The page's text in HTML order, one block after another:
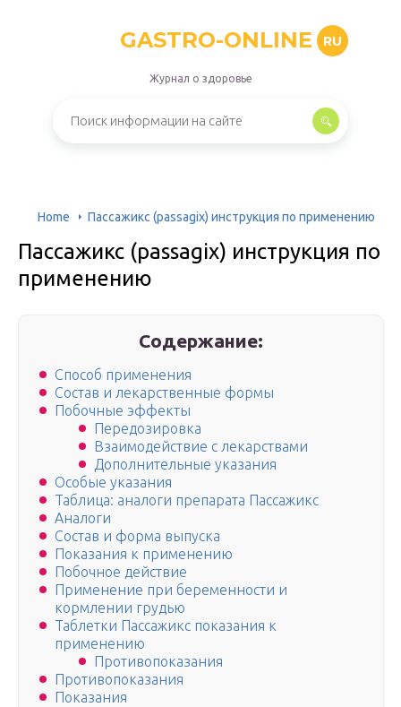
GASTRO-ONLINE RU
Журнал о здоровье
Home Пассажикс (passagix) инструкция по применению
Пассажикс (passagix) инструкция по
применению
Содержание:
Способ применения
Состав и лекарственные формы
Побочные эффекты
Передозировка
Взаимодействие с лекарствами
Дополнительные указания
Особые указания
Таблица: аналоги препарата Пассажикс
Аналоги
Состав и форма выпуска
Показания к применению
Побочное действие
Применение при беременности и
кормлении грудью
Таблетки Пассажикс показания к
применению
Противопоказания
Противопоказания
Показания